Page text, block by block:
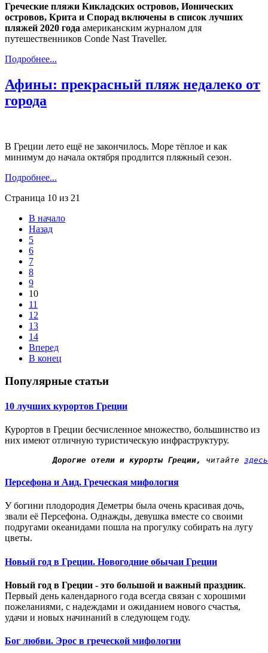
Греческие пляжи Кикладских островов, Ионических
островов, Крита и Спорад включены в список лучших
пляжей 2020 года американским журналом для
путешественников Conde Nast Traveller.
Подробнее...
Афины: прекрасный пляж недалеко от
города
В Греции лето ещё не закончилось. Море тёплое и как
минимум до начала октября продлится пляжный сезон.
Подробнее...
Страница 10 из 21
В начало
Назад
5
6
7
8
9
10
11
12
13
14
Вперед
В конец
Популярные статьи
10 лучших курортов Греции
Курортов в Греции бесчисленное множество, большинство из
них имеют отличную туристическую инфраструктуру.
Дорогие отели и курорты Греции, читайте здесь
Персефона и Аид. Греческая мифология
У богини плодородия Деметры была очень красивая дочь,
звали её Персефона. Однажды, девушка вместе со своими
подругами океанидами пошла на прогулку собирать на лугу
цветы.
Новый год в Греции. Новогодние обычаи Греции
Новый год в Греции - это большой и важный праздник.
Первый день календарного года всегда связан с хорошими
пожеланиями, с надеждами и ожиданием нового счастья,
удачи и новых начинаний в следующем году.
Бог любви. Эрос в греческой мифологии